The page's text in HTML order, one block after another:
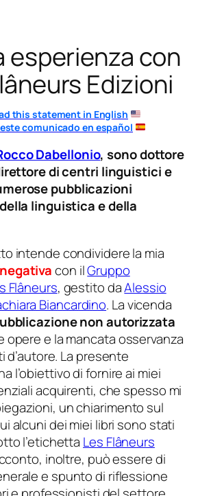
esperienza con
Edizioni
this statement in English
este comunicado en español
Dabellonio, sono dottore
di centri linguistici e
pubblicazioni
linguistica e della
intende condividere la mia
con ilGruppo
Flâneurs, gestito daAlessio
Biancardino. La vicenda
non autorizzata
opere e la mancata osservanza
d’autore. La presente
l’obiettivo di fornire ai miei
acquirenti, che spesso mi
un chiarimento sul
alcuni dei miei libri sono stati
l’etichetta Les Flâneurs
inoltre, può essere di
e spunto di riflessione